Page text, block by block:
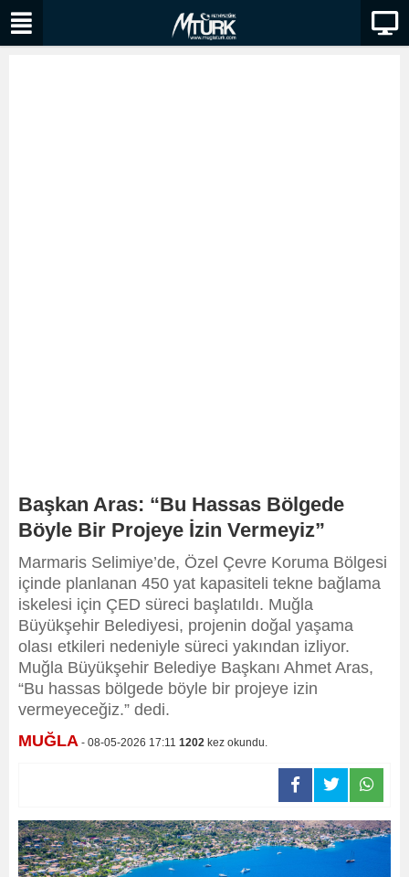
Başkan Aras: “Bu Hassas Bölgede
Böyle Bir Projeye İzin Vermeyiz”
Marmaris Selimiye’de, Özel Çevre Koruma Bölgesi
içinde planlanan 450 yat kapasiteli tekne bağlama
iskelesi için ÇED süreci başlatıldı. Muğla
Büyükşehir Belediyesi, projenin doğal yaşama
olası etkileri nedeniyle süreci yakından izliyor.
Muğla Büyükşehir Belediye Başkanı Ahmet Aras,
“Bu hassas bölgede böyle bir projeye izin
vermeyeceğiz.” dedi.
MUĞLA - 08-05-2026 17:11 1202 kez okundu.